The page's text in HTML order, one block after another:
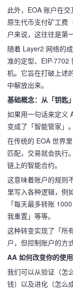
此外，EOA 账户在
原生代币支付矿工费
户来说，这往往是第
随着 Layer2 网络的
准的定型、EIP-7702
机。它旨在打破上述
中解放出来。
基础概念：从「钥匙
如果用一句话来定义
变成了「智能管家」。
在传统的 EOA 世界
匹配，交易就会执行
链上的智能合约。
这意味着账户的规则
里写入各种逻辑，例
「每天最多转账
我重置」等等。
这种转变实现了「所
户，但控制账户的方
AA 如何改变你的使用
我们可以从验证（怎
钱）以及进化（怎么